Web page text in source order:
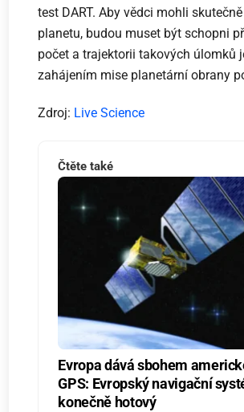
test DART. Aby vědci mohli
planetu, budou muset být schopni
počet a trajektorii takových úlomků
zahájením mise planetární obrany
Zdroj: Live Science
Čtěte také
Evropa dává sbohem
GPS: Evropský navigační
konečně hotový